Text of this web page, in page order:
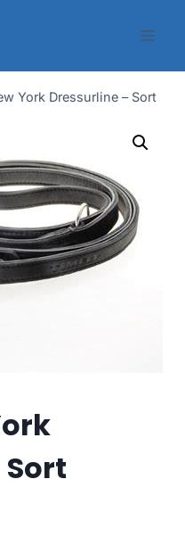
York Dressurline – Sort